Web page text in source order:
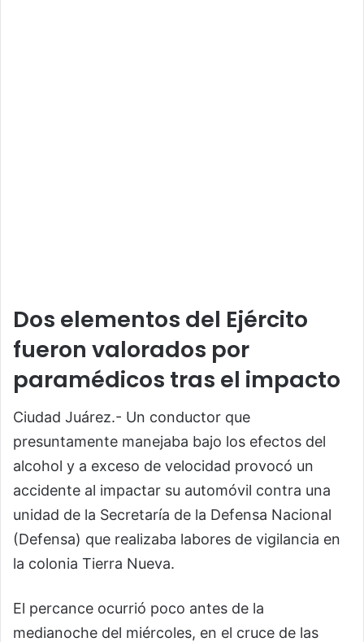
Dos elementos del Ejército
fueron valorados por
paramédicos tras el impacto
Ciudad Juárez.- Un conductor que
presuntamente manejaba bajo los efectos del
alcohol y a exceso de velocidad provocó un
accidente al impactar su automóvil contra una
unidad de la Secretaría de la Defensa Nacional
(Defensa) que realizaba labores de vigilancia en
la colonia Tierra Nueva.
El percance ocurrió poco antes de la
medianoche del miércoles, en el cruce de las